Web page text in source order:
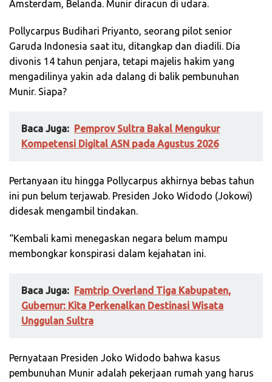
Amsterdam, Belanda. Munir diracun di udara.
Pollycarpus Budihari Priyanto, seorang pilot senior
Garuda Indonesia saat itu, ditangkap dan diadili. Dia
divonis 14 tahun penjara, tetapi majelis hakim yang
mengadilinya yakin ada dalang di balik pembunuhan
Munir. Siapa?
Baca Juga: Pemprov Sultra Bakal Mengukur
Kompetensi Digital ASN pada Agustus 2026
Pertanyaan itu hingga Pollycarpus akhirnya bebas tahun
ini pun belum terjawab. Presiden Joko Widodo (Jokowi)
didesak mengambil tindakan.
“Kembali kami menegaskan negara belum mampu
membongkar konspirasi dalam kejahatan ini.
Baca Juga: Famtrip Overland Tiga Kabupaten,
Gubernur: Kita Perkenalkan Destinasi Wisata
Unggulan Sultra
Pernyataan Presiden Joko Widodo bahwa kasus
pembunuhan Munir adalah pekerjaan rumah yang harus